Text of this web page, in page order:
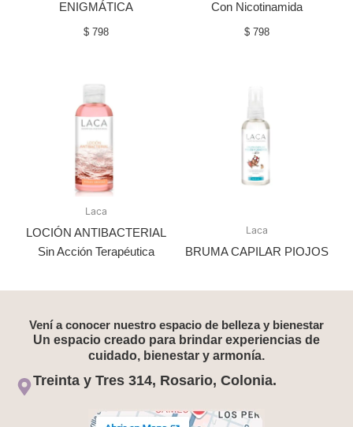
ENIGMÁTICA
$ 798
Con Nicotinamida
$ 798
Laca
LOCIÓN ANTIBACTERIAL
Sin Acción Terapéutica
Laca
BRUMA CAPILAR PIOJOS
Vení a conocer nuestro espacio de belleza y bienestar
Un espacio creado para brindar experiencias de
cuidado, bienestar y armonía.
Treinta y Tres 314, Rosario, Colonia.